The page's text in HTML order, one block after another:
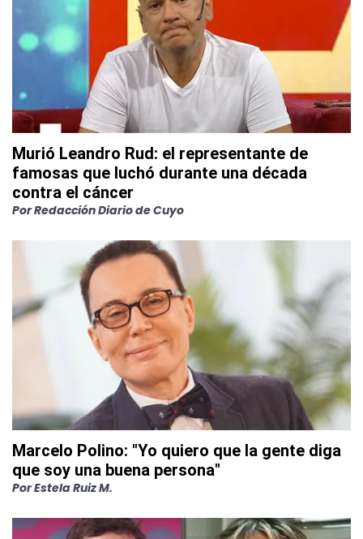
Murió Leandro Rud: el representante de
famosas que luchó durante una década
contra el cáncer
PorRedacción Diario de Cuyo
Marcelo Polino: "Yo quiero que la gente diga
que soy una buena persona"
PorEstela Ruiz M.